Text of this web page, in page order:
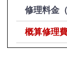
修理料金
概算修理